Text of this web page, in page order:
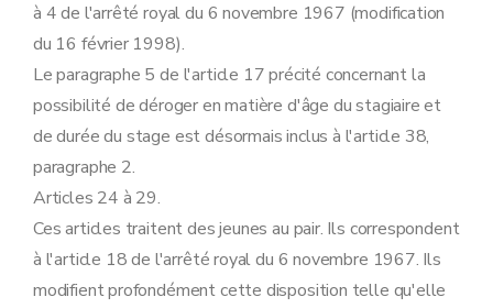
à 4 de l'arrêté royal du 6 novembre 1967 (modification
du 16 février 1998).
Le paragraphe 5 de l'article 17 précité concernant la
possibilité de déroger en matière d'âge du stagiaire et
de durée du stage est désormais inclus à l'article 38,
paragraphe 2.
Articles 24 à 29.
Ces articles traitent des jeunes au pair. Ils correspondent
à l'article 18 de l'arrêté royal du 6 novembre 1967. Ils
modifient profondément cette disposition telle qu'elle